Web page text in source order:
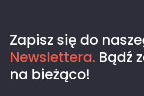
Zapisz się do
Newslettera. Bądź
na bieżąco!